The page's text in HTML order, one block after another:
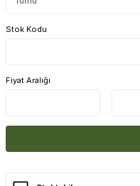
Stok Kodu
Fiyat Aralığı